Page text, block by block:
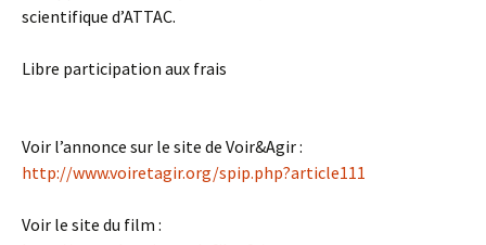
scientifique d’ATTAC.
Libre participation aux frais
Voir l’annonce sur le site de Voir&Agir :
http://www.voiretagir.org/spip.php?article111
Voir le site du film :